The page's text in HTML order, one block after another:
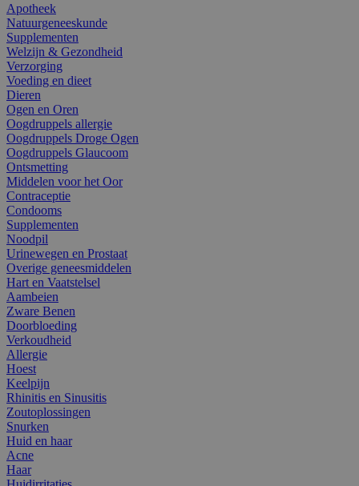
Apotheek
Natuurgeneeskunde
Supplementen
Welzijn & Gezondheid
Verzorging
Voeding en dieet
Dieren
Ogen en Oren
Oogdruppels allergie
Oogdruppels Droge Ogen
Oogdruppels Glaucoom
Ontsmetting
Middelen voor het Oor
Contraceptie
Condooms
Supplementen
Noodpil
Urinewegen en Prostaat
Overige geneesmiddelen
Hart en Vaatstelsel
Aambeien
Zware Benen
Doorbloeding
Verkoudheid
Allergie
Hoest
Keelpijn
Rhinitis en Sinusitis
Zoutoplossingen
Snurken
Huid en haar
Acne
Haar